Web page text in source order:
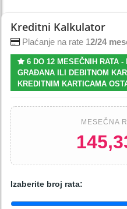
Kreditni Kalkulator
Plaćanje na rate 12/24
6 DO 12 MESEČNIH RATA -
GRAĐANA ILI DEBITNOM
KREDITNIM KARTICAMA
MESEČNA
Izaberite broj rata: